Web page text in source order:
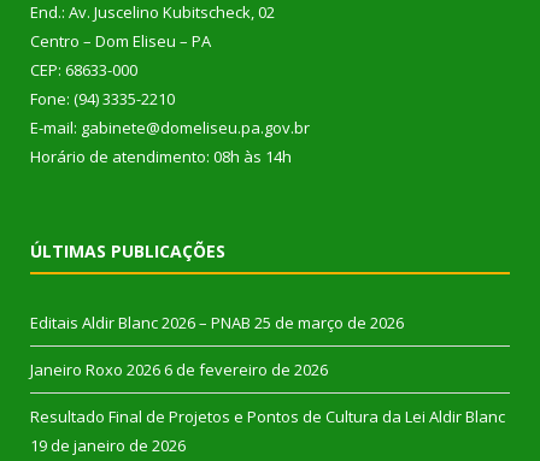
End.: Av. Juscelino Kubitscheck, 02
Centro – Dom Eliseu – PA
CEP: 68633-000
Fone: (94) 3335-2210
E-mail: gabinete@domeliseu.pa.gov.br
Horário de atendimento: 08h às 14h
ÚLTIMAS PUBLICAÇÕES
Editais Aldir Blanc 2026 – PNAB 25 de março de 2026
Janeiro Roxo 2026 6 de fevereiro de 2026
Resultado Final de Projetos e Pontos de Cultura da Lei Aldir Blanc
19 de janeiro de 2026